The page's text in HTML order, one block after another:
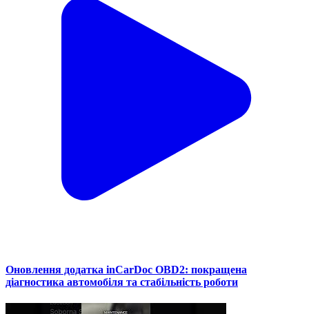
Оновлення додатка inCarDoc OBD2: покращена
діагностика автомобіля та стабільність роботи